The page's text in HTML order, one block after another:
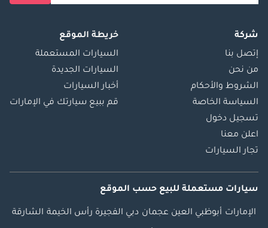
شركة
إتصل بنا
من نحن
الشروط والأحكام
السياسة الخاصة
تسجيل دخول
اعلن معنا
تجار السيارات
خريطة الموقع
السيارات المستعملة
السيارات الجديدة
أخبار السيارات
قم ببيع سيارتك في الإمارات
سيارات مستعملة للبيع حسب الموقع
الإمارات أبوظبي العين عجمان دبي الفجيرة رأس الخيمة الشارقة